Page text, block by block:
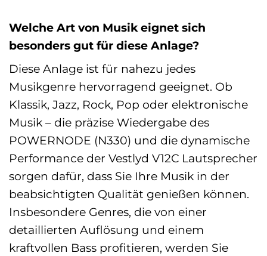
Welche Art von Musik eignet sich
besonders gut für diese Anlage?
Diese Anlage ist für nahezu jedes
Musikgenre hervorragend geeignet. Ob
Klassik, Jazz, Rock, Pop oder elektronische
Musik – die präzise Wiedergabe des
POWERNODE (N330) und die dynamische
Performance der Vestlyd V12C Lautsprecher
sorgen dafür, dass Sie Ihre Musik in der
beabsichtigten Qualität genießen können.
Insbesondere Genres, die von einer
detaillierten Auflösung und einem
kraftvollen Bass profitieren, werden Sie